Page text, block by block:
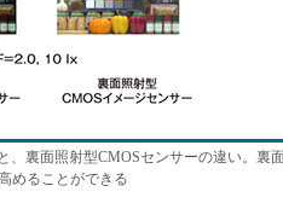
裏面照射型CMOSセンサーの違い。裏
めることができる